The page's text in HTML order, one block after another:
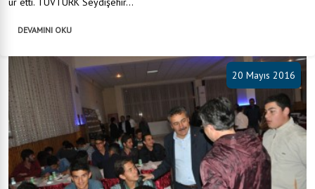
DEVAMINI OKU
20 Mayıs 2016